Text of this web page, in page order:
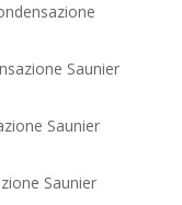
Saunier
Saunier
Saunier